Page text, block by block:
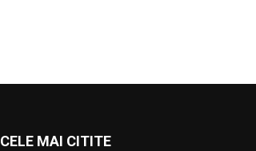
CELE MAI CITITE